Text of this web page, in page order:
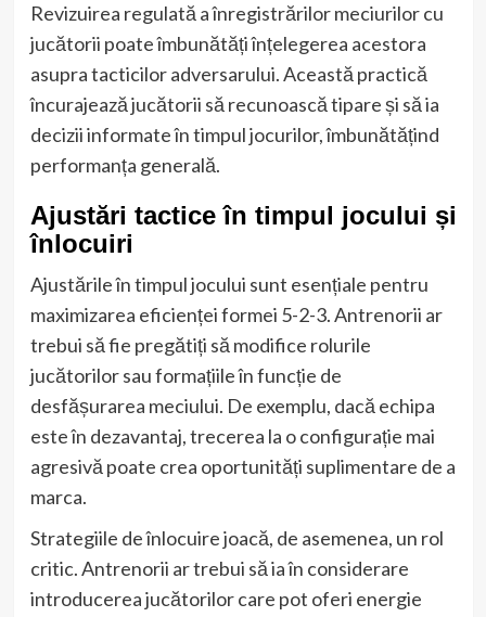
Revizuirea regulată a înregistrărilor meciurilor cu
jucătorii poate îmbunătăți înțelegerea acestora
asupra tacticilor adversarului. Această practică
încurajează jucătorii să recunoască tipare și să ia
decizii informate în timpul jocurilor, îmbunătățind
performanța generală.
Ajustări tactice în timpul jocului și
înlocuiri
Ajustările în timpul jocului sunt esențiale pentru
maximizarea eficienței formei 5-2-3. Antrenorii ar
trebui să fie pregătiți să modifice rolurile
jucătorilor sau formațiile în funcție de
desfășurarea meciului. De exemplu, dacă echipa
este în dezavantaj, trecerea la o configurație mai
agresivă poate crea oportunități suplimentare de a
marca.
Strategiile de înlocuire joacă, de asemenea, un rol
critic. Antrenorii ar trebui să ia în considerare
introducerea jucătorilor care pot oferi energie